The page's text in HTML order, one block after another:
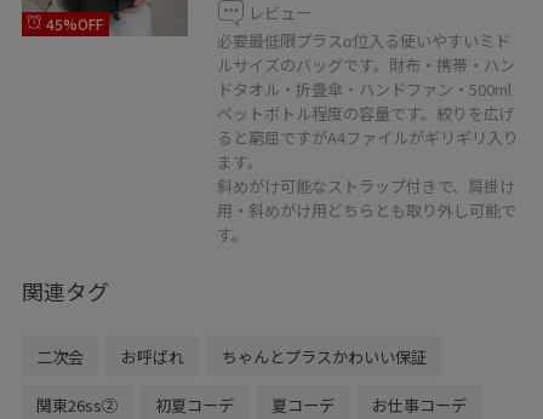
45%OFF
レビュー
必要最低限プラスα位入る使いやすいミド
ルサイズのバッグです。財布・携帯・ハン
ドタオル・折畳傘・ハンドファン・500ml
ペットボトル程度の容量です。絞りを広げ
ると窮屈ですがA4ファイルがギリギリ入り
ます。
斜めがけ可能なストラップ付きで、肩掛け
用・斜めがけ用どちらとも取り外し可能で
す。
関連タグ
二次会 お呼ばれ ちゃんとプラスかわいい保証
関東26ss② 初夏コーデ 夏コーデ お仕事コーデ